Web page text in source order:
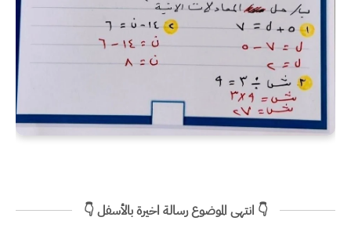
👇 انتهى الموضوع رسالة اخيرة بالأسفل 👇